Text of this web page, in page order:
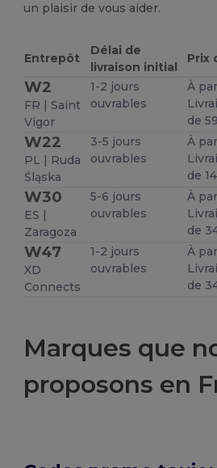
un plaisir de vous aider.
Entrepôt
Délai de
livraison initial
Prix
W2
FR | Saint
Vigor
1-2 jours
ouvrables
À
de
W22
PL | Ruda
Śląska
3-5 jours
ouvrables
À
de
W30
ES |
Zaragoza
5-6 jours
ouvrables
À
de
W47
XD
Connects
1-2 jours
ouvrables
À
de
Marques que
proposons en